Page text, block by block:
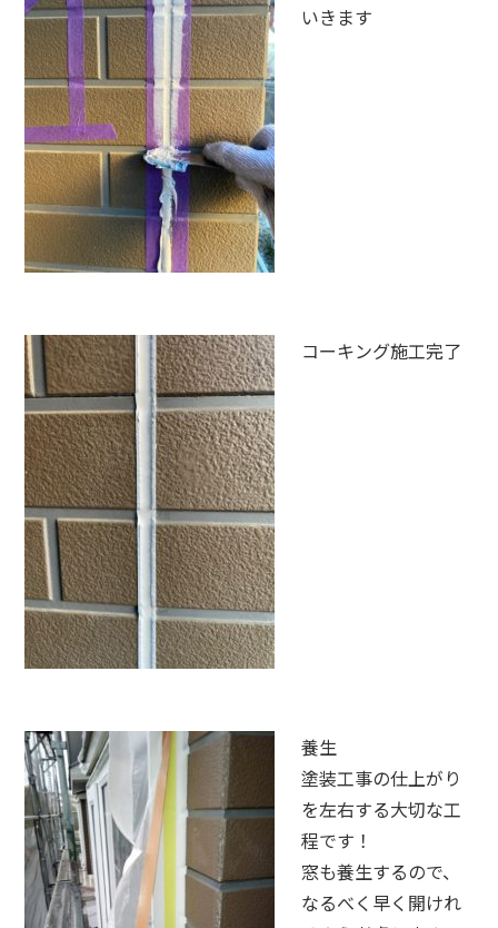
いきます
コーキング施工完了
養生
塗装工事の仕上がり
を左右する大切な工
程です！
窓も養生するので、
なるべく早く開けれ